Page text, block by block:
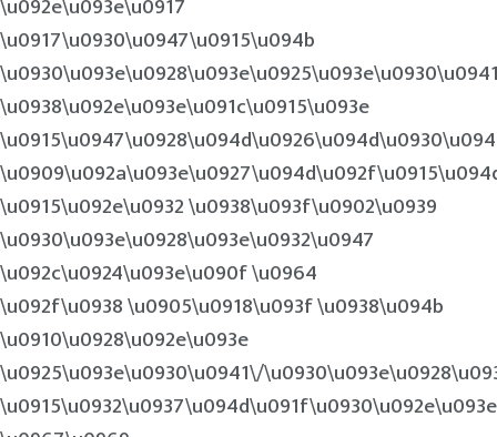
\u092e\u093e\u0917
\u0917\u0930\u0947\u0915\u094b
\u0938\u092e\u093e\u091c\u0915\u093e
\u0915\u092e\u0932 \u0938\u093f\u0902\u0939
\u0930\u093e\u0928\u093e\u0932\u0947
\u092c\u0924\u093e\u090f \u0964
\u092f\u0938 \u0905\u0918\u093f \u0938\u094b
\u0910\u0928\u092e\u093e
\u0925\u093e\u0930\u0941\/
\u0915\u0932\u0937\u094d\u091f\u0930\u092e\u093e